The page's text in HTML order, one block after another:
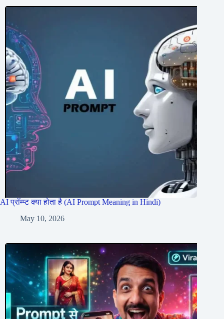
AI प्रॉम्प्ट क्या होता है (AI Prompt Meaning in Hindi)
May 10, 2026